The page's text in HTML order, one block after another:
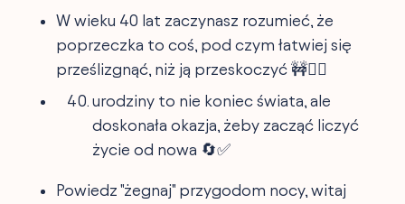
W wieku 40 lat zaczynasz rozumieć, że
poprzeczka to coś, pod czym łatwiej się
prześlizgnąć, niż ją przeskoczyć 🚧🤸‍♂️
urodziny to nie koniec świata, ale
doskonała okazja, żeby zacząć liczyć
życie od nowa 🔄✅
Powiedz "żegnaj" przygodom nocy, witaj